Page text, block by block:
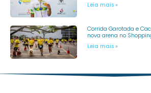
Leia mais »
Corrida Garotada e
nova arena no
Leia mais »